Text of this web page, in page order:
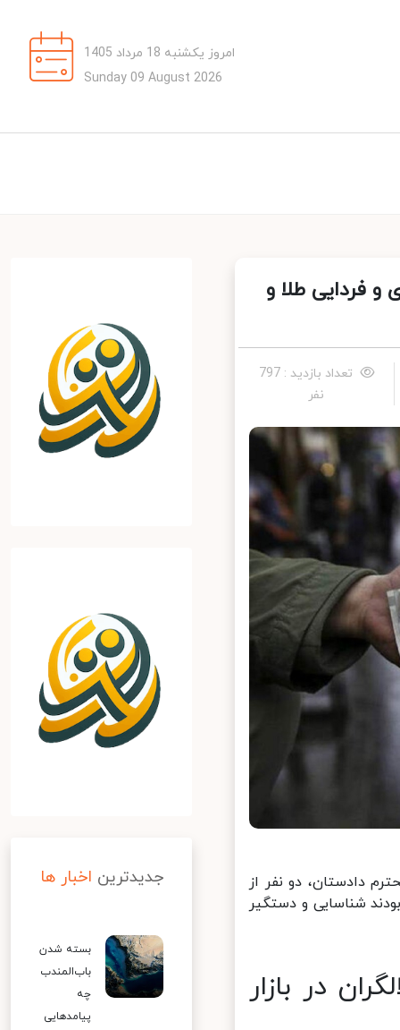
امروز یکشنبه 18 مرداد 1405
Sunday 09 August 2026
فردایی طلا و
تعداد بازدید : 797
نفر
دادستان، دو نفر از
شناسایی و دستگیر
در بازار
جدیدترین اخبار ها
بسته شدن
باب‌المندب
چه
پیامدهایی